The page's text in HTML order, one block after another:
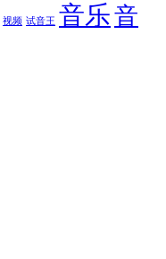
视频 试音王 音乐音